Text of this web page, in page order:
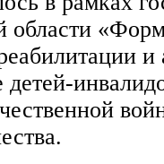
области
и